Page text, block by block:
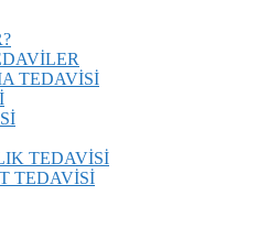
TEDAVİSİ
TEDAVİSİ
TEDAVİSİ